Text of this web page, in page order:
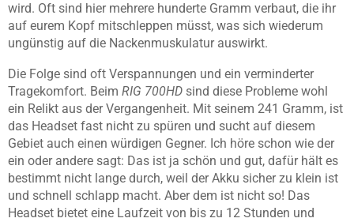
wird. Oft sind hier mehrere hunderte Gramm verbaut, die ihr
auf eurem Kopf mitschleppen müsst, was sich wiederum
ungünstig auf die Nackenmuskulatur auswirkt.
Die Folge sind oft Verspannungen und ein verminderter
Tragekomfort. Beim RIG 700HD sind diese Probleme wohl
ein Relikt aus der Vergangenheit. Mit seinem 241 Gramm, ist
das Headset fast nicht zu spüren und sucht auf diesem
Gebiet auch einen würdigen Gegner. Ich höre schon wie der
ein oder andere sagt: Das ist ja schön und gut, dafür hält es
bestimmt nicht lange durch, weil der Akku sicher zu klein ist
und schnell schlapp macht. Aber dem ist nicht so! Das
Headset bietet eine Laufzeit von bis zu 12 Stunden und